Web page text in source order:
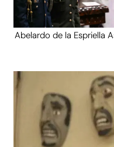
Abelardo de la Espriella